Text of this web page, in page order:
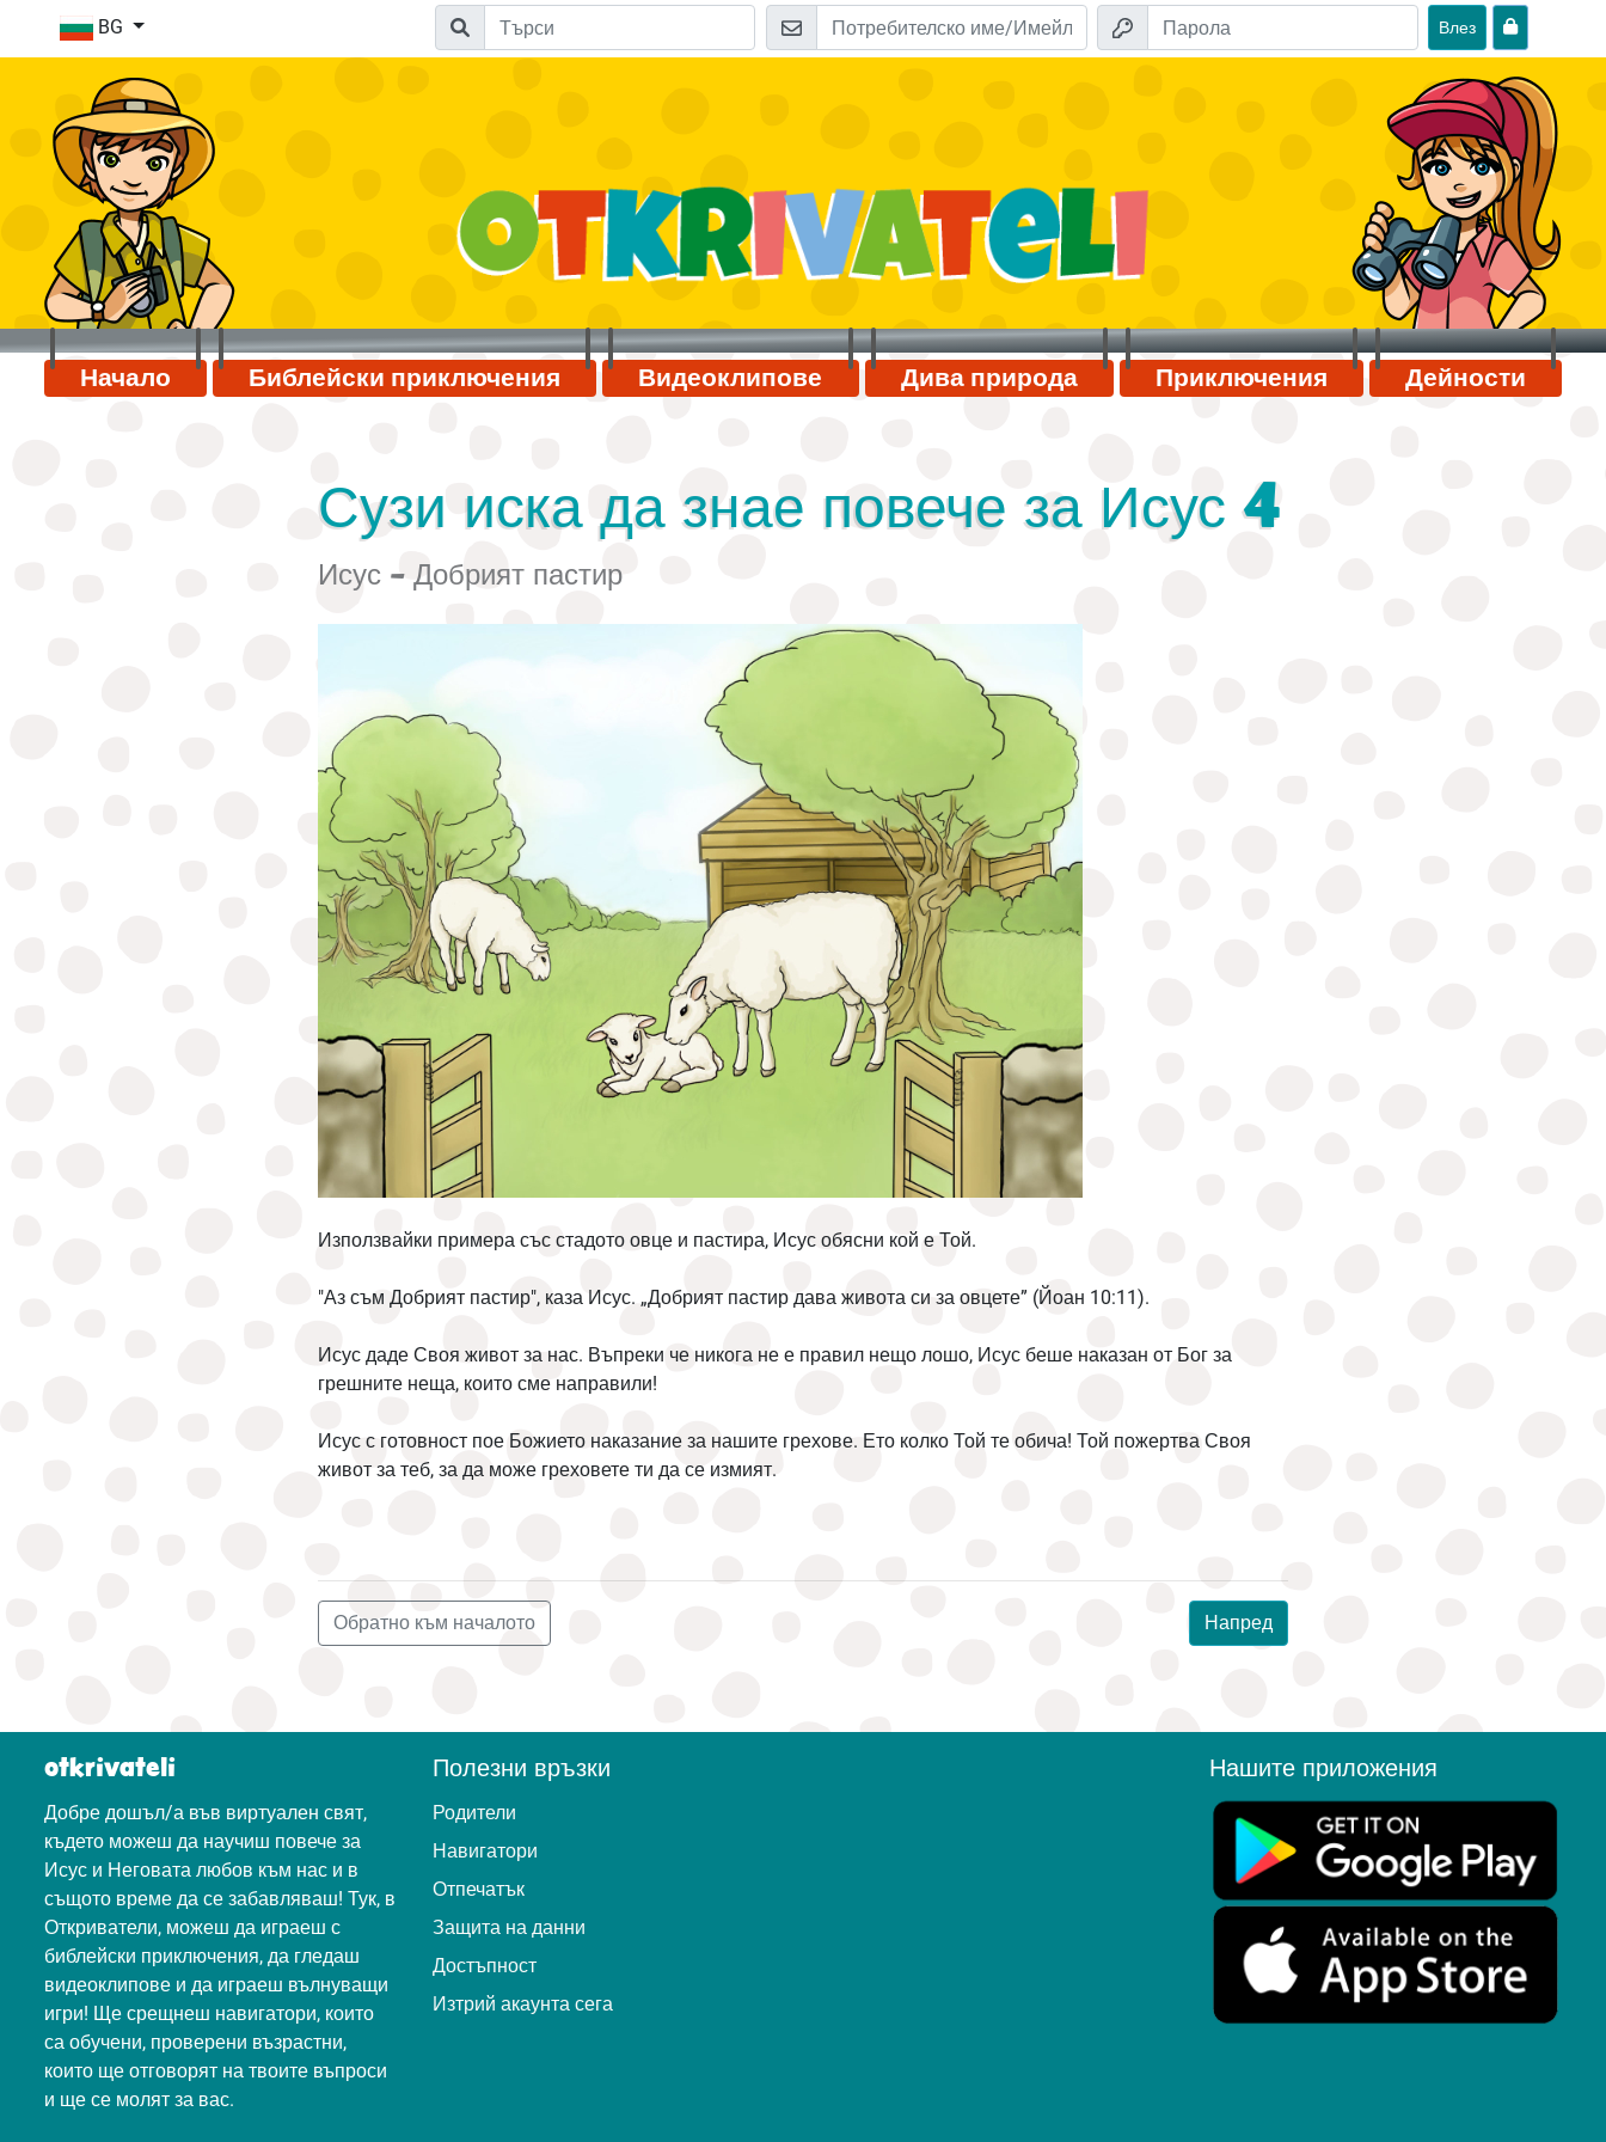
BG Влез
Начало Библейски приключения Видеоклипове Дива природа Приключения Дейности
Сузи иска да знае повече за Исус 4
Исус - Добрият пастир
Използвайки примера със стадото овце и пастира, Исус обясни кой е Той.
"Аз съм Добрият пастир", каза Исус. „Добрият пастир дава живота си за овцете” (Йоан 10:11).
Исус даде Своя живот за нас. Въпреки че никога не е правил нещо лошо, Исус беше наказан от Бог за
грешните неща, които сме направили!
Исус с готовност пое Божието наказание за нашите грехове. Ето колко Той те обича! Той пожертва Своя
живот за теб, за да може греховете ти да се измият.
Напред
Обратно към началото
otkrivateli
Добре дошъл/а във виртуален свят,
където можеш да научиш повече за
Исус и Неговата любов към нас и в
същото време да се забавляваш! Тук, в
Откриватели, можеш да играеш с
библейски приключения, да гледаш
видеоклипове и да играеш вълнуващи
игри! Ще срещнеш навигатори, които
са обучени, проверени възрастни,
които ще отговорят на твоите въпроси
и ще се молят за вас.
Полезни връзки
Родители
Навигатори
Отпечатък
Защита на данни
Достъпност
Изтрий акаунта сега
Нашите приложения